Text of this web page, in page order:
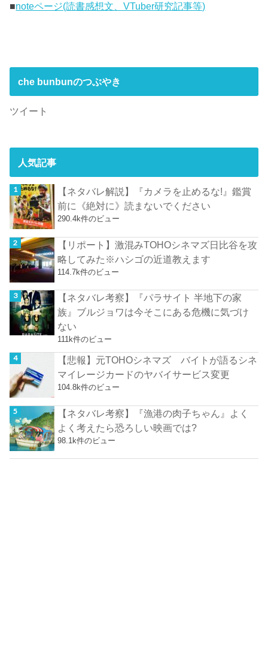
■noteページ(読書感想文、VTuber研究記事等)
che bunbunのつぶやき
ツイート
人気記事
【ネタバレ解説】『カメラを止めるな!』鑑賞
前に《絶対に》読まないでください
290.4k件のビュー
【リポート】激混みTOHOシネマズ日比谷を攻
略してみた※ハシゴの近道教えます
114.7k件のビュー
【ネタバレ考察】『パラサイト 半地下の家
族』ブルジョワは今そこにある危機に気づけ
ない
111k件のビュー
【悲報】元TOHOシネマズ バイトが語るシネ
マイレージカードのヤバイサービス変更
104.8k件のビュー
【ネタバレ考察】『漁港の肉子ちゃん』よく
よく考えたら恐ろしい映画では?
98.1k件のビュー